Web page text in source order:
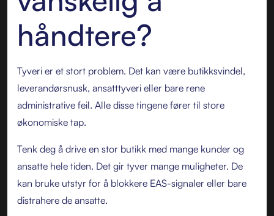
håndtere?
Tyveri er et stort problem. Det kan være butikksvindel,
leverandørsnusk, ansatttyveri eller bare rene
administrative feil. Alle disse tingene fører til store
økonomiske tap.
Tenk deg å drive en stor butikk med mange kunder og
ansatte hele tiden. Det gir tyver mange muligheter. De
kan bruke utstyr for å blokkere EAS-signaler eller bare
distrahere de ansatte.